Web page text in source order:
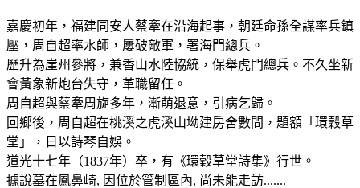
嘉慶初年，福建同安人蔡牽在沿海起事，朝廷命孫全謀率兵鎮
壓，周自超率水師，屢破敵軍，署海門總兵。
歷升為崖州參將，兼香山水陸協統，保舉虎門總兵。不久坐新
會黃象新炮台失守，革職留任。
周自超與蔡牽周旋多年，漸萌退意，引病乞歸。
回鄉後，周自超在桃溪之虎溪山坳建房舍數間，題額「環穀草
堂」，日以詩琴自娛。
道光十七年（1837年）卒，有《環穀草堂詩集》行世。
據說墓在鳳鼻崎, 因位於管制區內, 尚未能走訪.......